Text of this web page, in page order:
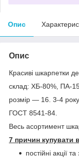
Опис
Опис
Красиві шкарпетки
склад: ХБ-80%, ПА-
розмір — 16. 3-4 року
ГОСТ 8541-84.
Весь асортимент
7 причин купувати
постійні акції